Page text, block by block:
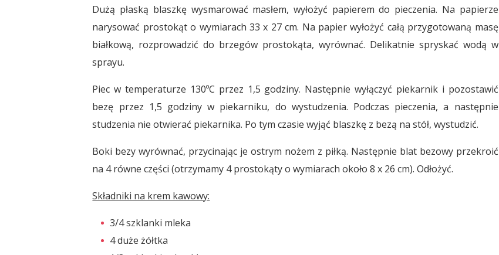
Dużą płaską blaszkę wysmarować masłem, wyłożyć papierem do pieczenia. Na papierze
narysować prostokąt o wymiarach 33 x 27 cm. Na papier wyłożyć całą przygotowaną masę
białkową, rozprowadzić do brzegów prostokąta, wyrównać. Delikatnie spryskać wodą w
sprayu.
Piec w temperaturze 130ºC przez 1,5 godziny. Następnie wyłączyć piekarnik i pozostawić
bezę przez 1,5 godziny w piekarniku, do wystudzenia. Podczas pieczenia, a następnie
studzenia nie otwierać piekarnika. Po tym czasie wyjąć blaszkę z bezą na stół, wystudzić.
Boki bezy wyrównać, przycinając je ostrym nożem z piłką. Następnie blat bezowy przekroić
na 4 równe części (otrzymamy 4 prostokąty o wymiarach około 8 x 26 cm). Odłożyć.
Składniki na krem kawowy:
3/4 szklanki mleka
4 duże żółtka